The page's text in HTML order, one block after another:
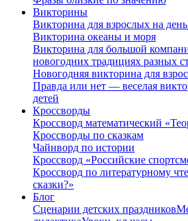
Викторины
Викторина для взрослых на
Викторина океаны и моря
Викторина для большой
новогодних традициях разных
Новогодняя викторина для
Правда или нет — веселая
детей
Кроссворды
Кроссворд математический
Кроссворды по сказкам
Чайнворд по истории
Кроссворд «Российские
Кроссворд по литературному
сказки?»
Блог
Сценарии детских праздников